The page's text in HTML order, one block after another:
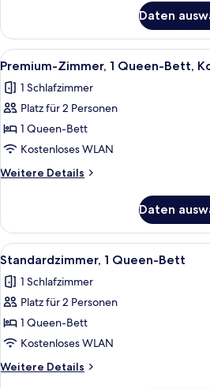
Kochnische
anzeigen
Zimmer,
Queen-
barrierefrei,
Kochnische
Daten
Alle
Fotos
für
Premium-
Zimmer,
1
Queen-
Bett,
anzeigen
Ein
5
Premium-Zimmer, 1 Queen-Bett,
1 Schlafzimmer
Platz für 2 Personen
1 Queen-Bett
Kostenloses WLAN
Weitere Details
Weitere
Zimmer,
Queen-
Kochnische
Daten
Alle
Fotos
für
Standardzimmer,
1
Queen-
Bett
anzeigen
Ein
4
Standardzimmer, 1 Queen-Bett
1 Schlafzimmer
Platz für 2 Personen
1 Queen-Bett
Kostenloses WLAN
Weitere Details
Weitere